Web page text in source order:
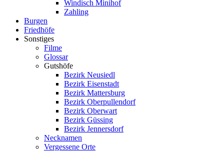
Windisch Minihof
Zahling
Burgen
Friedhöfe
Sonstiges
Filme
Glossar
Gutshöfe
Bezirk Neusiedl
Bezirk Eisenstadt
Bezirk Mattersburg
Bezirk Oberpullendorf
Bezirk Oberwart
Bezirk Güssing
Bezirk Jennersdorf
Necknamen
Vergessene Orte